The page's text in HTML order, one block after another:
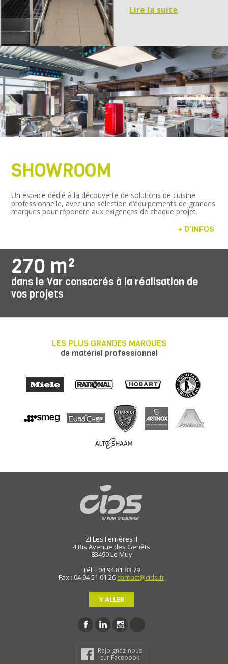
Lire la suite
SHOWROOM
Un espace dédié à la découverte de solutions de cuisine
professionnelle, avec une sélection d’équipements de grandes
marques pour répondre aux exigences de chaque projet.
+ D'INFOS
270 m²
dans le Var consacrés à la réalisation de
vos projets
LES PLUS GRANDES MARQUES
de matériel professionnel
ZI Les Ferrières II
4 Bis Avenue des Genêts
83490Le Muy
Tél. : 04 94 81 83 79
Fax : 04 94 51 01 26 contact@cids.fr
Y ALLER
Rejoignez-nous
sur Facebook